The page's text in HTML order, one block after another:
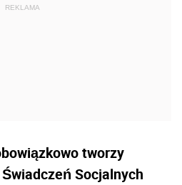
tworzy
Socjalnych